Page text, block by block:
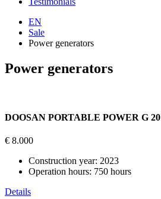
EN
Sale
Power generators
Power generators
DOOSAN PORTABLE POWER G 20
€ 8.000
Construction year: 2023
Operation hours: 750 hours
Details